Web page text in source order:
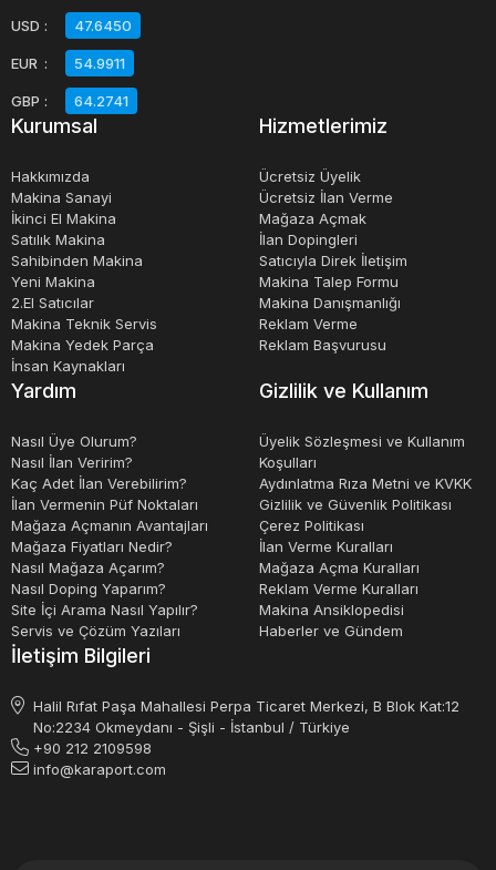
kullanıcıların yanık riski olmadan waffle'ları pişirmesine
olanak tanır.
İkinci el waffle makinaları
da piyasada bulunmaktadır.
seçenek olabilir. Ancak, kullanılmış bir waffle makinası
satın almadan önce, dikkatli bir inceleme yapılması ve
işlevselliklerinin kontrol edilmesi önerilir.
USD : 47.6450
EUR : 54.9911
GBP : 64.2741
Kurumsal
Hakkımızda
Makina Sanayi
İkinci El Makina
Satılık Makina
Sahibinden Makina
Yeni Makina
2.El Satıcılar
Makina Teknik Servis
Makina Yedek Parça
İnsan Kaynakları
Hizmetlerimiz
Ücretsiz Üyelik
Ücretsiz İlan Verme
Mağaza Açmak
İlan Dopingleri
Satıcıyla Direk İletişim
Makina Talep Formu
Makina Danışmanlığı
Reklam Verme
Reklam Başvurusu
Yardım
Nasıl Üye Olurum?
Nasıl İlan Veririm?
Kaç Adet İlan Verebilirim?
İlan Vermenin Püf Noktaları
Mağaza Açmanın Avantajları
Mağaza Fiyatları Nedir?
Nasıl Mağaza Açarım?
Nasıl Doping Yaparım?
Site İçi Arama Nasıl Yapılır?
Servis ve Çözüm Yazıları
Gizlilik ve Kullanım
Üyelik Sözleşmesi ve Kullanım
Koşulları
Aydınlatma Rıza Metni ve KVKK
Gizlilik ve Güvenlik Politikası
Çerez Politikası
İlan Verme Kuralları
Mağaza Açma Kuralları
Reklam Verme Kuralları
Makina Ansiklopedisi
Haberler ve Gündem
İletişim Bilgileri
Halil Rıfat Paşa Mahallesi Perpa Ticaret Merkezi, B Blok Kat:12
No:2234 Okmeydanı - Şişli - İstanbul / Türkiye
+90 212 2109598
info@karaport.com